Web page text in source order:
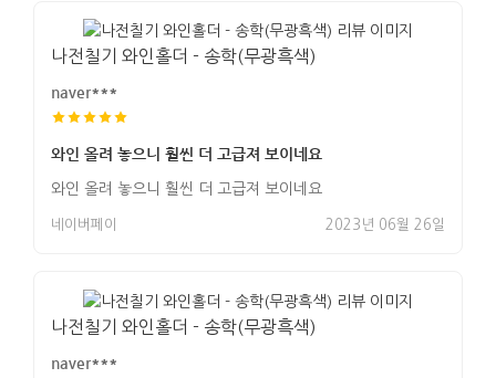
나전칠기 와인홀더 - 송학(무광흑색)
naver***
와인 올려 놓으니 훨씬 더 고급져 보이네요
와인 올려 놓으니 훨씬 더 고급져 보이네요
네이버페이 2023년 06월 26일
나전칠기 와인홀더 - 송학(무광흑색)
naver***